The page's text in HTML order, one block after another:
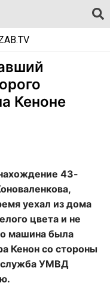
Кеноне
43-
уехал из дома
цвета и не
машина была
Кенон со стороны
служба УМВД